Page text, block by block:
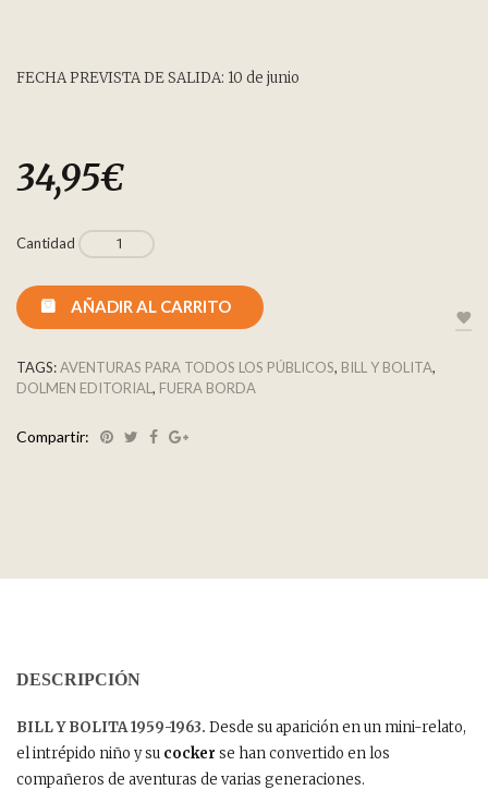
FECHA PREVISTA DE SALIDA: 10 de junio
34,95€
Cantidad
AÑADIR AL CARRITO
TAGS:AVENTURAS PARA TODOS LOS PÚBLICOS, BILL Y BOLITA,
DOLMEN EDITORIAL , FUERA BORDA
Compartir:
DESCRIPCIÓN
BILL Y BOLITA 1959-1963. Desde su aparición en un mini-relato,
el intrépido niño y su cocker se han convertido en los
compañeros de aventuras de varias generaciones.